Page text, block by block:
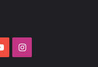
YouTubeInstagram